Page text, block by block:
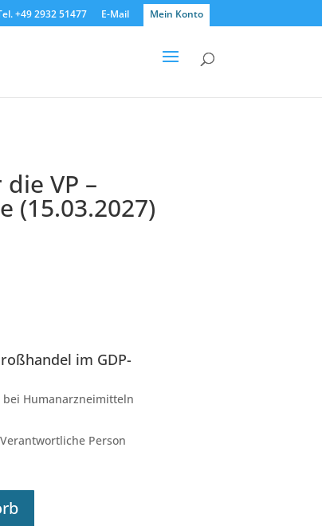
+49 2932 51477 E-Mail Mein Konto
VP –
(15.03.2027)
im GDP-
bei Humanarzneimitteln
Person